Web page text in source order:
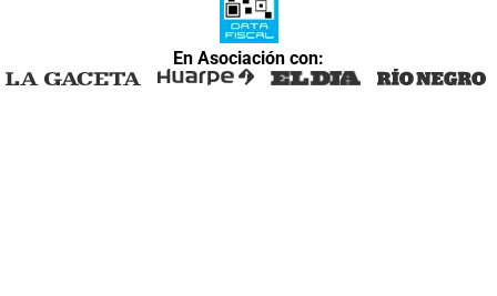
En Asociación con: